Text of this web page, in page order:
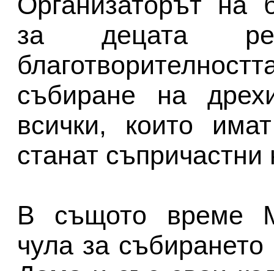
за децата
събиране на
всички, които
станат
В същото време
чула за